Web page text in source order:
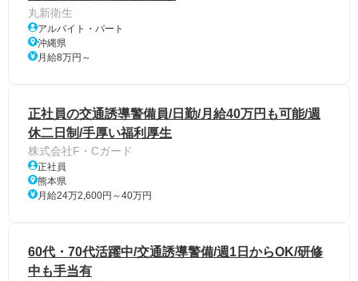
丸新衛生
アルバイト・パート
沖縄県
月給8万円～
正社員の交通誘導警備員/日勤/月給40万円も可能/週
休二日制/手厚い福利厚生
株式会社F・Cガード
正社員
熊本県
月給24万2,600円～40万円
60代・70代活躍中/交通誘導警備/週1日からOK/研修
中も手当有